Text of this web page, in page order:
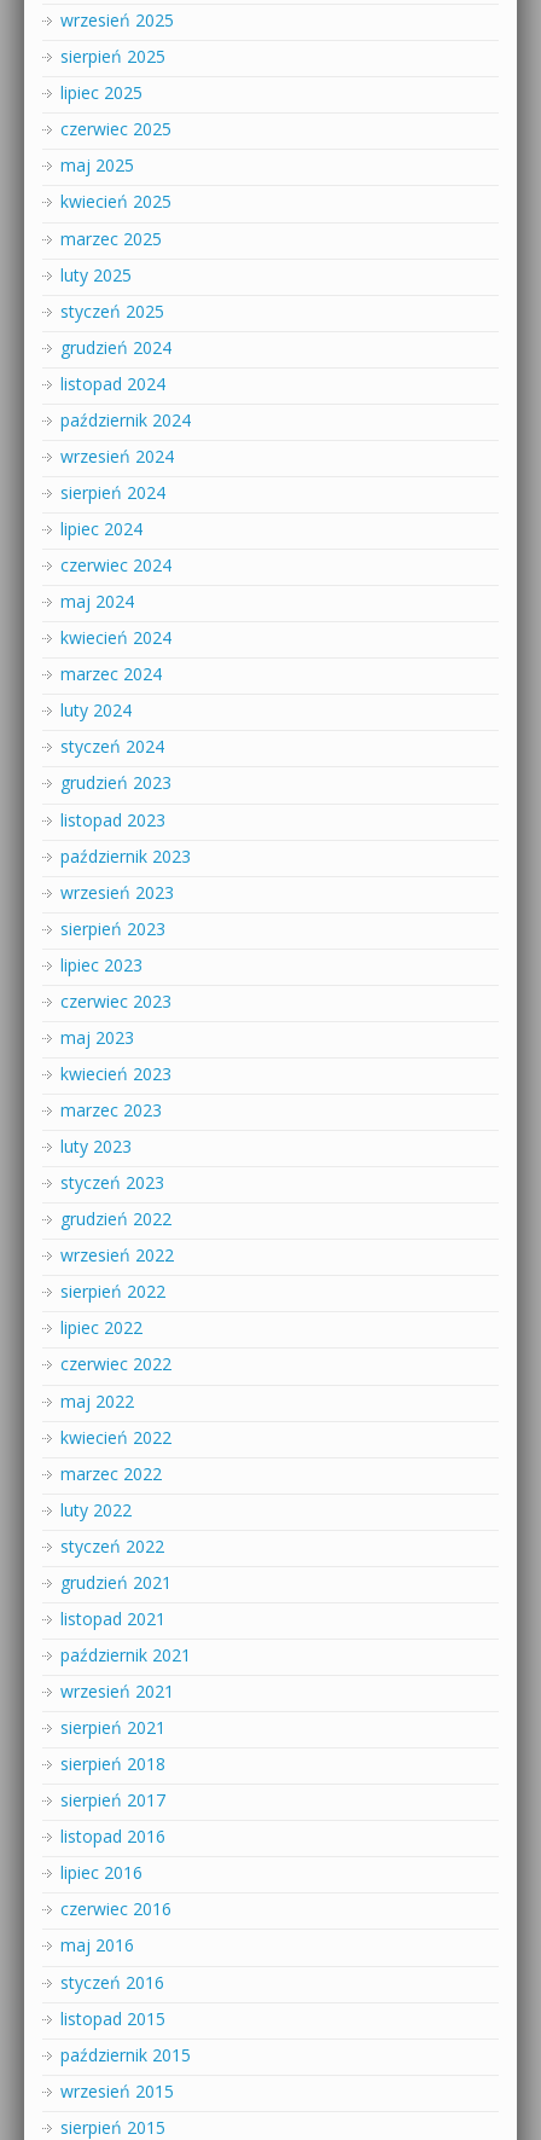
wrzesień 2025
sierpień 2025
lipiec 2025
czerwiec 2025
maj 2025
kwiecień 2025
marzec 2025
luty 2025
styczeń 2025
grudzień 2024
listopad 2024
październik 2024
wrzesień 2024
sierpień 2024
lipiec 2024
czerwiec 2024
maj 2024
kwiecień 2024
marzec 2024
luty 2024
styczeń 2024
grudzień 2023
listopad 2023
październik 2023
wrzesień 2023
sierpień 2023
lipiec 2023
czerwiec 2023
maj 2023
kwiecień 2023
marzec 2023
luty 2023
styczeń 2023
grudzień 2022
wrzesień 2022
sierpień 2022
lipiec 2022
czerwiec 2022
maj 2022
kwiecień 2022
marzec 2022
luty 2022
styczeń 2022
grudzień 2021
listopad 2021
październik 2021
wrzesień 2021
sierpień 2021
sierpień 2018
sierpień 2017
listopad 2016
lipiec 2016
czerwiec 2016
maj 2016
styczeń 2016
listopad 2015
październik 2015
wrzesień 2015
sierpień 2015